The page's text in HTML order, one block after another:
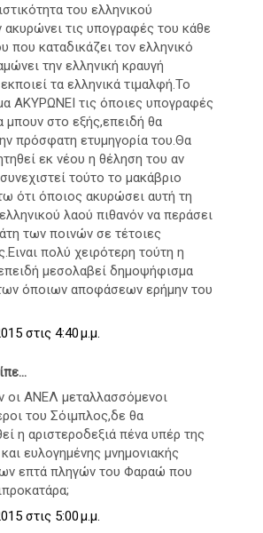
του ελληνικού
ακυρώνει τις υπογραφές του κάθε
που καταδικάζει τον ελληνικό
την ελληνική κραυγή
τα ελληνικά τιμαλφή.Το
ΑΚΥΡΩΝΕΙ τις όποιες υπογραφές
μπουν στο εξής,επειδή θα
πρόσφατη ετυμηγορία του.Θα
εκ νέου η θέληση του αν
τούτο το μακάβριο
ότι όποιος ακυρώσει αυτή τη
λαού πιθανόν να περάσει
των ποινών σε τέτοιες
πολύ χειρότερη τούτη η
μεσολαβεί δημοψήφισμα
όποιων αποφάσεων ερήμην του
στις 4:40 μ.μ.
οι ΑΝΕΛ μεταλλασσόμενοι
του Σόιμπλος,δε θα
η αριστεροδεξιά πένα υπέρ της
ευλογημένης μνημονιακής
επτά πληγών του Φαραώ που
στις 5:00 μ.μ.